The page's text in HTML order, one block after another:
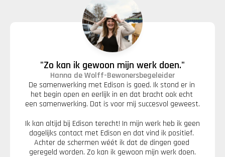
"Zo kan ik gewoon mijn werk doen."
Hanna de Wolff-Bewonersbegeleider
De samenwerking met Edison is goed. Ik stond er in
het begin open en eerlijk in en dat bracht ook echt
een samenwerking. Dat is voor mij succesvol geweest.
Ik kan altijd bij Edison terecht! In mijn werk heb ik geen
dagelijks contact met Edison en dat vind ik positief.
Achter de schermen wéét ik dat de dingen goed
geregeld worden. Zo kan ik gewoon mijn werk doen.